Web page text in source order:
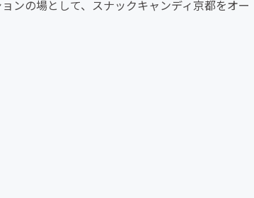
ンの場として、スナックキャンディ京都をオー